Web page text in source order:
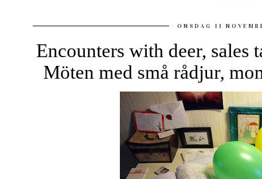
ONSDAG 11
Encounters with deer, sales
Möten med små rådjur,